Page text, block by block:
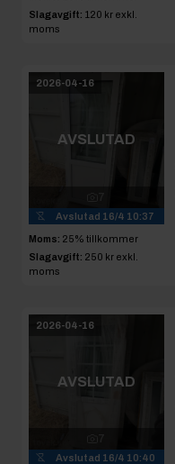
Slagavgift: 120 kr exkl.
moms
2026-04-16
AVSLUTAD
Avslutad 16/4 10:37
Moms: 25% tillkommer
Slagavgift: 250 kr exkl.
moms
2026-04-16
AVSLUTAD
Avslutad 16/4 10:40